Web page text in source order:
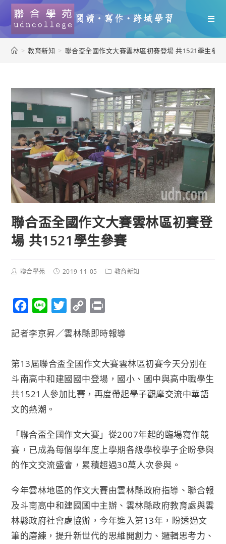
> 教育新知 > 聯合盃全國作文大賽雲林區初賽登場 共1521學生參賽
聯合盃全國作文大賽雲林區初賽登
場 共1521學生參賽
聯合學苑 2019-11-05 教育新知
c
b
o
o
k
n
i
t
e
r
p
L
i
n
i
t
記者李京昇／雲林縣即時報導
第13屆聯合盃全國作文大賽雲林區初賽今天分別在
斗南高中和建國國中登場，國小、國中與高中職學生
共1521人參加比賽，再度帶起學子觀摩交流中華語
文的熱潮。
「聯合盃全國作文大賽」從2007年起的臨場寫作競
賽，已成為每個學年度上學期各級學校學子企盼參與
的作文交流盛會，累積超過30萬人次參與。
今年雲林地區的作文大賽由雲林縣政府指導、聯合報
及斗南高中和建國國中主辦、雲林縣政府教育處與雲
林縣政府社會處協辦，今年進入第13年，盼透過文
筆的磨練，提升新世代的思維開創力、邏輯思考力、